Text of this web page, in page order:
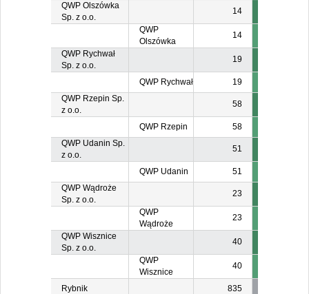
QWP Olszówka
Sp. z o.o.
14
QWP
Olszówka
14
QWP Rychwał
Sp. z o.o.
19
QWP Rychwał
19
QWP Rzepin Sp.
z o.o.
58
QWP Rzepin
58
QWP Udanin Sp.
z o.o.
51
QWP Udanin
51
QWP Wądroże
Sp. z o.o.
23
QWP
Wądroże
23
QWP Wisznice
Sp. z o.o.
40
QWP
Wisznice
40
Rybnik 835